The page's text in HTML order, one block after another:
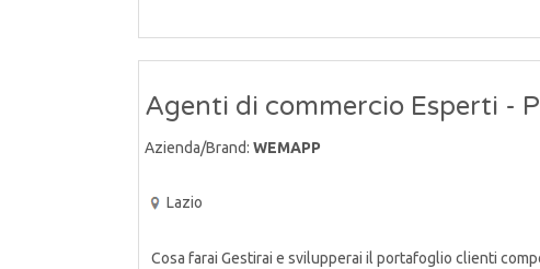
Agenti di commercio Esperti -
Azienda/Brand: WEMAPP
Lazio
Cosa farai Gestirai e svilupperai il portafoglio clienti